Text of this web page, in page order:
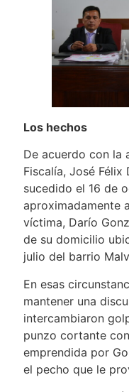
Los hechos
De acuerdo con la
Fiscalía, José
sucedido el 16 de
aproximadamente
víctima, Darío
de su domicilio
julio del barrio
En esas
mantener una
intercambiaron
punzo cortante
emprendida por
el pecho que le